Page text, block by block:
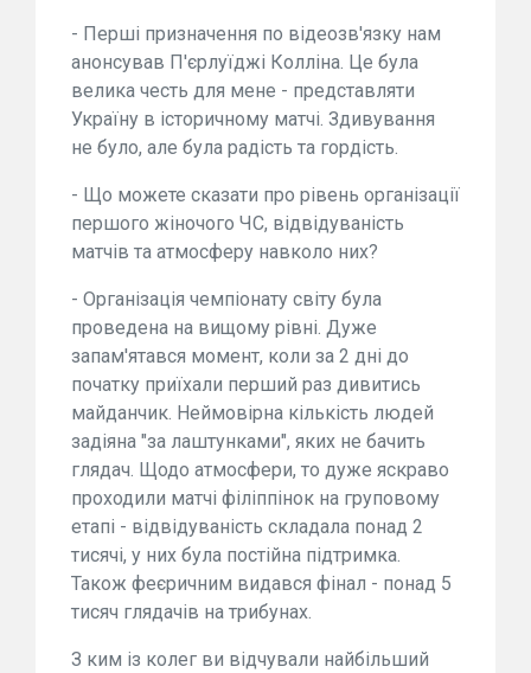
- Перші призначення по відеозв'язку нам
анонсував П'єрлуїджі Колліна. Це була
велика честь для мене - представляти
Україну в історичному матчі. Здивування
не було, але була радість та гордість.
- Що можете сказати про рівень організації
першого жіночого ЧС, відвідуваність
матчів та атмосферу навколо них?
- Організація чемпіонату світу була
проведена на вищому рівні. Дуже
запам'ятався момент, коли за 2 дні до
початку приїхали перший раз дивитись
майданчик. Неймовірна кількість людей
задіяна "за лаштунками", яких не бачить
глядач. Щодо атмосфери, то дуже яскраво
проходили матчі філіппінок на груповому
етапі - відвідуваність складала понад 2
тисячі, у них була постійна підтримка.
Також феєричним видався фінал - понад 5
тисяч глядачів на трибунах.
З ким із колег ви відчували найбільший